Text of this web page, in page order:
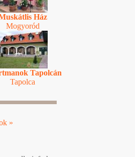
Ház
Mogyoród
Tapolcán
Tapolca
»